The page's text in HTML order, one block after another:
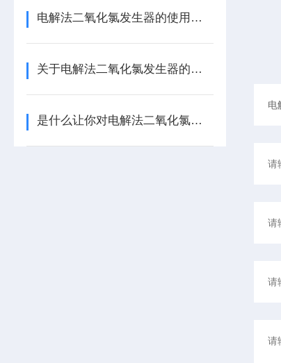
电解法二氧化氯发生器的使用，少不了日常的维护保养
关于电解法二氧化氯发生器的以下几点你可都记住了？
是什么让你对电解法二氧化氯发生器如此看好的